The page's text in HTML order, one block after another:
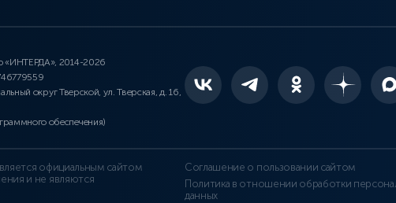
«ИНТЕРДА», 2014-2026
округ Тверской, ул. Тверская, д. 16,
обеспечения)
официальным сайтом
и не являются
Соглашение о пользовании сайтом
Политика в отношении обработки
данных